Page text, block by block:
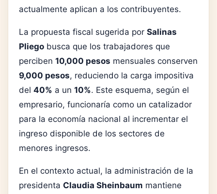
actualmente aplican a los contribuyentes.
La propuesta fiscal sugerida por Salinas
Pliego busca que los trabajadores que
perciben 10,000 pesos mensuales conserven
9,000 pesos, reduciendo la carga impositiva
del 40% a un 10%. Este esquema, según el
empresario, funcionaría como un catalizador
para la economía nacional al incrementar el
ingreso disponible de los sectores de
menores ingresos.
En el contexto actual, la administración de la
presidenta Claudia Sheinbaum mantiene